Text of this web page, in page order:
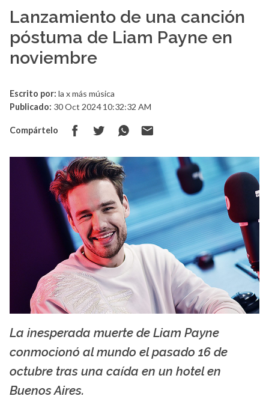
Lanzamiento de una canción
póstuma de Liam Payne en
noviembre
Escrito por: la x más música
Publicado: 30 Oct 2024 10:32:32 AM
Compártelo
La X mas música
La inesperada muerte de Liam Payne
conmocionó al mundo el pasado 16 de
octubre tras una caída en un hotel en
Buenos Aires.